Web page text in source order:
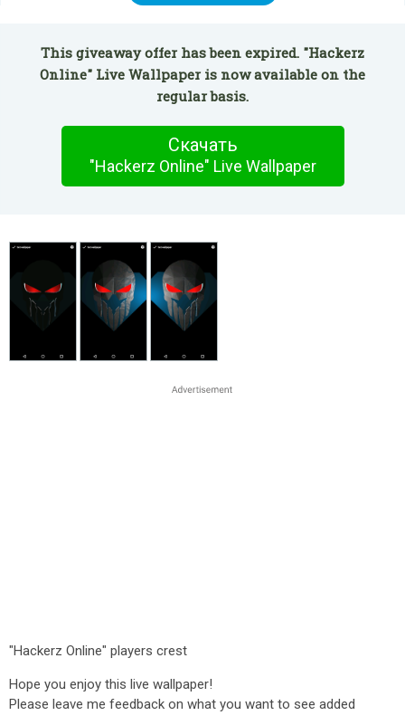
This giveaway offer has been expired. "Hackerz
Online" Live Wallpaper is now available on the
regular basis.
Скачать
"Hackerz Online" Live Wallpaper
"Hackerz Online" players crest
Hope you enjoy this live wallpaper!
Please leave me feedback on what you want to see added